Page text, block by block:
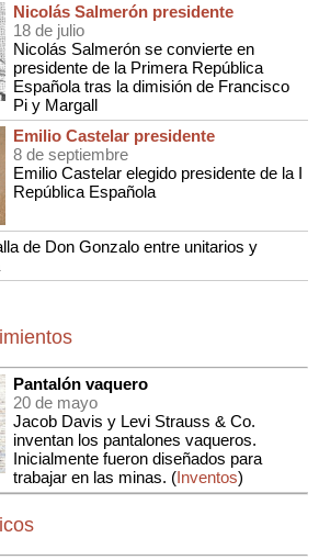
Nicolás Salmerón presidente
18 de julio
Nicolás Salmerón se convierte en
presidente de la Primera República
Española tras la dimisión de Francisco
Pi y Margall
Emilio Castelar presidente
8 de septiembre
Emilio Castelar elegido presidente de la I
República Española
de Don Gonzalo entre unitarios y
Pantalón vaquero
20 de mayo
Jacob Davis y Levi Strauss & Co.
inventan los pantalones vaqueros.
Inicialmente fueron diseñados para
trabajar en las minas. (Inventos)